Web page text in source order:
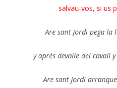
salvau-vos, si us
Are sant Jordi pega la
y aprés devalle del cavall
Are sant Jordi